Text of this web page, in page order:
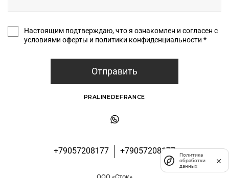
Настоящим подтверждаю, что я ознакомлен и согласен с
условиями оферты и политики конфиденциальности *
Отправить
+79057208177 +79057208177
PRALINEDEFRANCE
Политика
обработки
данных